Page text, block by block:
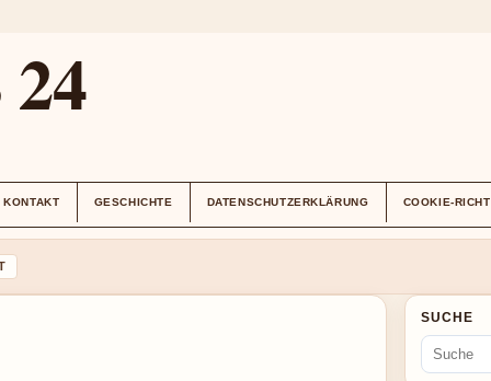
KONTAKT GESCHICHTE DATENSCHUTZERKLÄRUNG COOKIE-
SUCHE